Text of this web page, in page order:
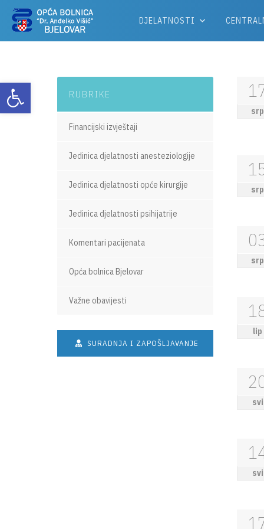
Otvori alatnu traku
DJELATNOSTI
srp
srp
srp
lip
svi
svi
RUBRIKE
Financijski izvještaji
Jedinica djelatnosti anesteziologije
Jedinica djelatnosti opće kirurgije
Jedinica djelatnosti psihijatrije
Komentari pacijenata
Opća bolnica Bjelovar
Važne obavijesti
SURADNJA I ZAPOŠLJAVANJE